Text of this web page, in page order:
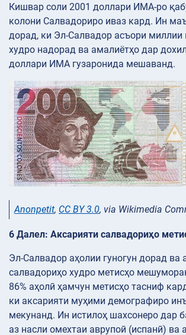
Кишвар соли 2001 доллари ИМА-ро
колони Салвадориро иваз кард. Ин
дорад, ки Эл-Салвадор асъори миллии
худро надорад ва амалиётҳо дар
доллари ИМА гузаронида мешаванд.
Anonpetit, CC BY 3.0, via Wikimedia
6 Далел: Аксарияти салвадориҳо
Эл-Салвадор аҳолии гуногун дорад ва
салвадориҳо худро метисҳо
86% аҳолӣ ҳамчун метисҳо тасниф
ки аксарияти муҳими демографиро
мекунанд. Ин истилоҳ шахсонеро дар
аз насли омехтаи аврупоӣ (испанӣ) ва